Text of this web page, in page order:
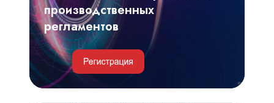
производственных
регламентов